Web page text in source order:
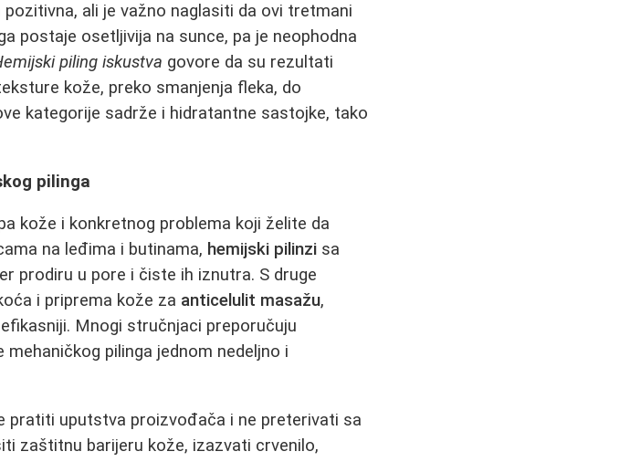
pozitivna, ali je važno naglasiti da ovi tretmani
postaje osetljivija na sunce, pa je neophodna
piling iskustva govore da su rezultati
kože, preko smanjenja fleka, do
kategorije sadrže i hidratantne sastojke, tako
pilinga
kože i konkretnog problema koji želite da
na leđima i butinama, hemijski pilinzi sa
prodiru u pore i čiste ih iznutra. S druge
i priprema kože za anticelulit masažu,
Mnogi stručnjaci preporučuju
pilinga jednom nedeljno i
pratiti uputstva proizvođača i ne preterivati sa
zaštitnu barijeru kože, izazvati crvenilo,